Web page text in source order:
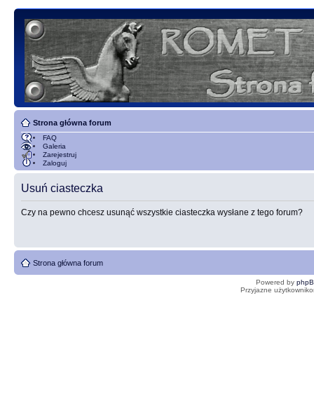
Strona główna forum
FAQ
Galeria
Zarejestruj
Zaloguj
Usuń ciasteczka
Czy na pewno chcesz usunąć wszystkie ciasteczka wysłane z tego forum?
Strona główna forum
Powered by
Przyjazne